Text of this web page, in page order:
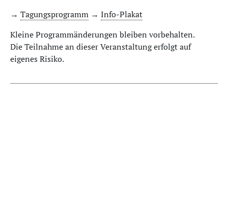
→ Tagungsprogramm → Info-Plakat
Kleine Programmänderungen bleiben vorbehalten.
Die Teilnahme an dieser Veranstaltung erfolgt auf
eigenes Risiko.